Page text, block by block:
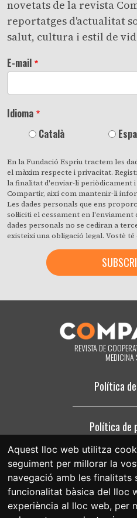
Aquest lloc web utilitza
seguiment per millorar la
navegació amb les finalitats
funcionalitat bàsica del lloc
experiència al lloc web, per
novetats de la revista
reportatges d'actualitat
salut, cultura i estil de
E-mail
Idioma
Català
En la Fundació Espriu tractem les
el màxim respecte i privacitat.
la finalitat d'enviar-li periòdicament
Compartir, així com mantenir-li
Les dades personals que ens
sol·liciti el cessament en
dades personals no se cediran a
existeixi una obligació legal. Vostè
revocar quan ho desitgi, amb efecte
a això. També pot accedir a les
que siguin inexactes o sol·licitar la
expressament que puguem
l'enllaç «donar-me de baixa» que hi
correu electrònic que rebi de la
amb nosaltres en el correu
REVISTA DE
MEDICINA
Política
Política de
Avís